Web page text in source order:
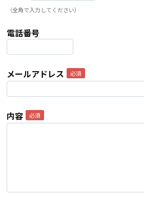
（全角で入力してください）
電話番号
メールアドレス
内容